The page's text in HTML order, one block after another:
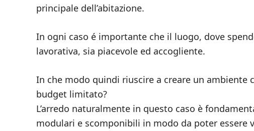
principale dell’abitazione.
In ogni caso é importante che il luogo, dove
lavorativa, sia piacevole ed accogliente.
In che modo quindi riuscire a creare un
budget limitato?
L’arredo naturalmente in questo caso è
modulari e scomponibili in modo da poter essere